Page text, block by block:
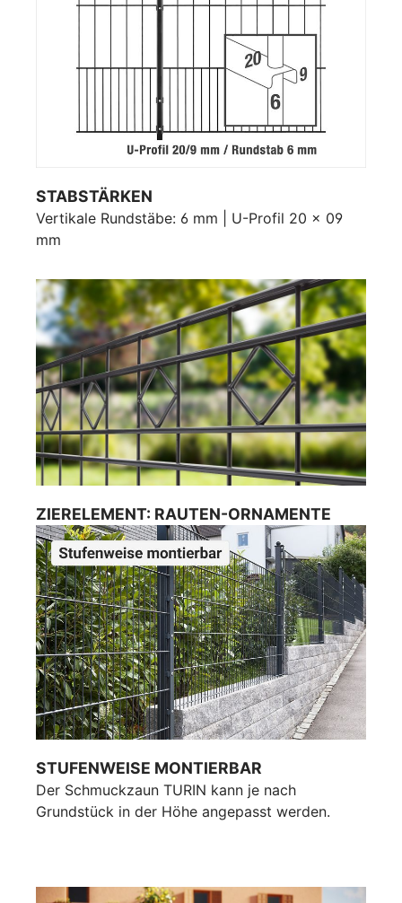
STABSTÄRKEN
Vertikale Rundstäbe: 6 mm | U-Profil 20 x 09
mm
ZIERELEMENT: RAUTEN-ORNAMENTE
STUFENWEISE MONTIERBAR
Der Schmuckzaun TURIN kann je nach
Grundstück in der Höhe angepasst werden.